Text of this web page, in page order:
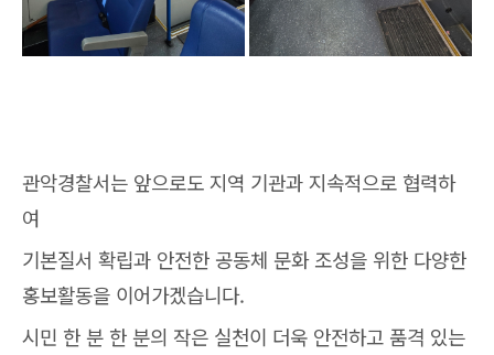
관악경찰서는 앞으로도 지역 기관과 지속적으로 협력하
여
기본질서 확립과 안전한 공동체 문화 조성을 위한 다양한
홍보활동을 이어가겠습니다.
시민 한 분 한 분의 작은 실천이 더욱 안전하고 품격 있는